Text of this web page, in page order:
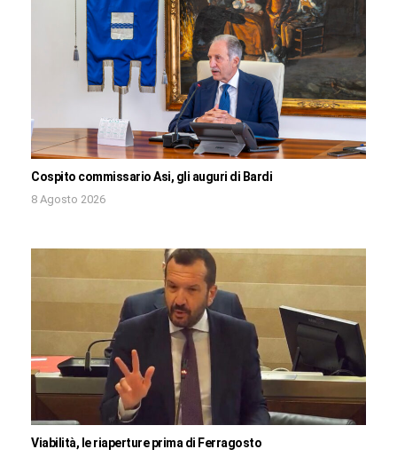
Cospito commissario Asi, gli auguri di Bardi
8 Agosto 2026
Viabilità, le riaperture prima di Ferragosto